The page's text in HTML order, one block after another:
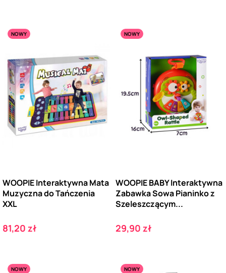
NOWY
WOOPIE Interaktywna Mata
Muzyczna do Tańczenia
XXL
Cena
81,20 zł
NOWY
WOOPIE BABY Interaktywna
Zabawka Sowa Pianinko z
Szeleszczącym...
Cena
29,90 zł
NOWY
NOWY